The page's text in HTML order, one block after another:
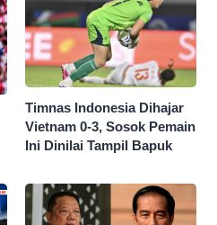
Timnas Indonesia Dihajar
Vietnam 0-3, Sosok Pemain
Ini Dinilai Tampil Bapuk